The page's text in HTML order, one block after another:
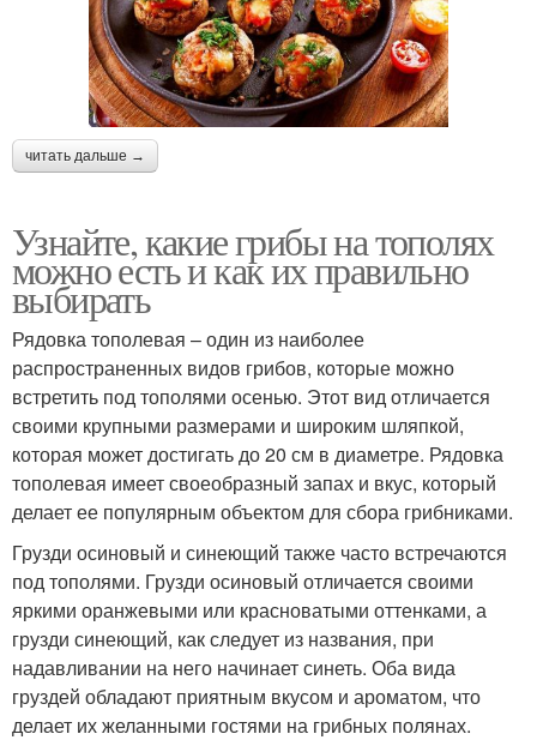
читать дальше →
Узнайте, какие грибы на тополях
можно есть и как их правильно
выбирать
Рядовка тополевая – один из наиболее
распространенных видов грибов, которые можно
встретить под тополями осенью. Этот вид отличается
своими крупными размерами и широким шляпкой,
которая может достигать до 20 см в диаметре. Рядовка
тополевая имеет своеобразный запах и вкус, который
делает ее популярным объектом для сбора грибниками.
Грузди осиновый и синеющий также часто встречаются
под тополями. Грузди осиновый отличается своими
яркими оранжевыми или красноватыми оттенками, а
грузди синеющий, как следует из названия, при
надавливании на него начинает синеть. Оба вида
груздей обладают приятным вкусом и ароматом, что
делает их желанными гостями на грибных полянах.